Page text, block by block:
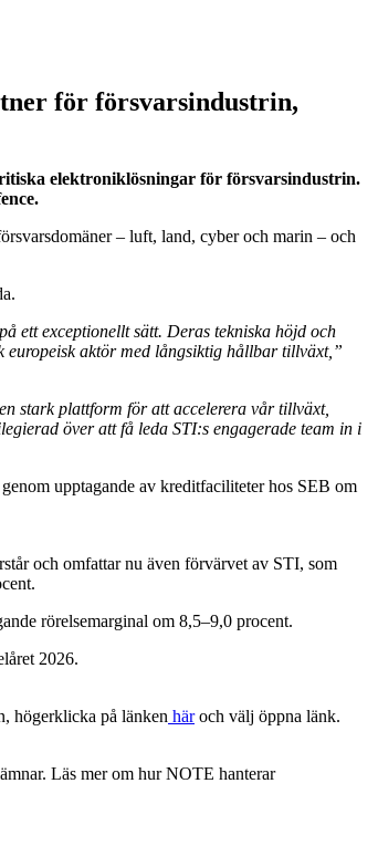
för försvarsindustrin,
elektroniklösningar för försvarsindustrin.
– luft, land, cyber och marin – och
ett exceptionellt sätt. Deras tekniska höjd och
europeisk aktör med långsiktig hållbar tillväxt,”
stark plattform för att accelerera vår tillväxt,
över att få leda STI:s engagerade team in i
upptagande av kreditfaciliteter hos SEB om
och omfattar nu även förvärvet av STI, som
rörelsemarginal om 8,5–9,0 procent.
2026.
högerklicka på länken häroch välj öppna länk.
Läs mer om hur NOTE hanterar